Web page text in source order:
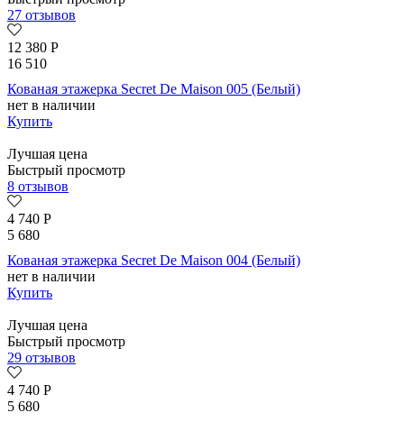
27 отзывов
12 380 Р
16 510
Кованая этажерка Secret De Maison 005 (Белый)
нет в наличии
Купить
Лучшая цена
Быстрый просмотр
8 отзывов
4 740 Р
5 680
Кованая этажерка Secret De Maison 004 (Белый)
нет в наличии
Купить
Лучшая цена
Быстрый просмотр
29 отзывов
4 740 Р
5 680